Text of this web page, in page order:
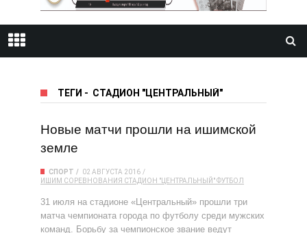
ТЕГИ - СТАДИОН "ЦЕНТРАЛЬНЫЙ"
Новые матчи прошли на ишимской
земле
СПОРТ
02 АВГУСТА 2016
ИШИМ СОРЕВНОВАНИЯ СТАДИОН "ЦЕНТРАЛЬНЫЙ"ФУТБОЛ
31 июля на стадионе «Центральный» прошли три
матча чемпионата города по футболу среди мужских
команд. Борьбу за чемпионское звание ведут